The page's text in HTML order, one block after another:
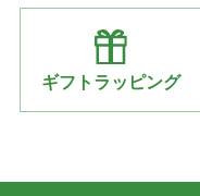
ギフトラッピング